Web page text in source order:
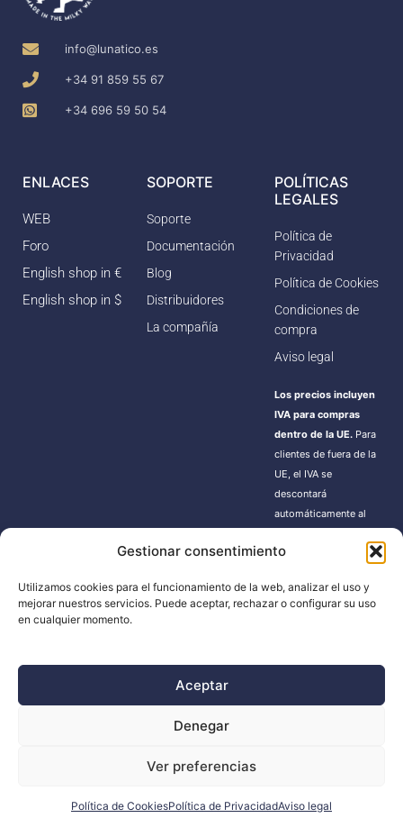
Gestionar consentimiento
Utilizamos cookies para el funcionamiento de la web, analizar el uso y
mejorar nuestros servicios. Puede aceptar, rechazar o configurar su uso
en cualquier momento.
Aceptar
Denegar
Ver preferencias
Política de CookiesPolítica de PrivacidadAviso legal
info@lunatico.es
+34 91 859 55 67
+34 696 59 50 54
ENLACES
WEB
Foro
English shop in €
English shop in $
SOPORTE
Soporte
Documentación
Blog
Distribuidores
La compañía
POLÍTICAS
LEGALES
Política de
Privacidad
Política de Cookies
Condiciones de
compra
Aviso legal
Los precios incluyen
IVA para compras
dentro de la UE. Para
clientes de fuera de la
UE, el IVA se
descontará
automáticamente al
Estos pedidos pueden
de importación según
la normativa de cada